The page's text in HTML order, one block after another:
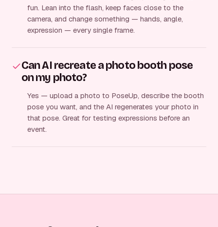
fun. Lean into the flash, keep faces close to the
camera, and change something — hands, angle,
expression — every single frame.
Can AI recreate a photo booth pose
on my photo?
Yes — upload a photo to PoseUp, describe the booth
pose you want, and the AI regenerates your photo in
that pose. Great for testing expressions before an
event.